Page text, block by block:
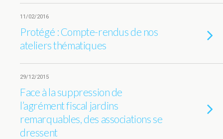
11/02/2016
Protégé : Compte-rendus de nos
ateliers thématiques
29/12/2015
Face à la suppression de
l’agrément fiscal jardins
remarquables, des associations se
dressent